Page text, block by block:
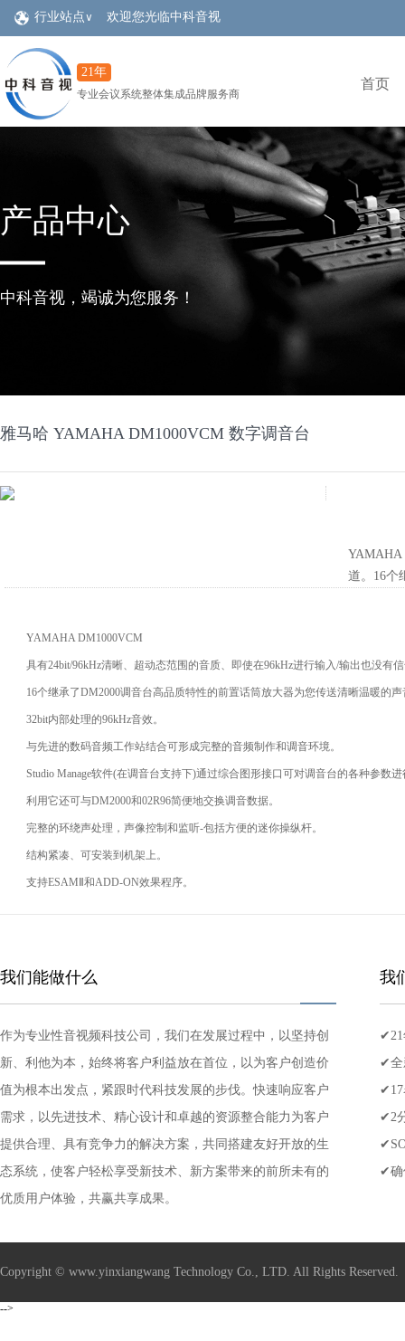
行业站点∨ 欢迎您光临中科音视
音视频集成
21年
专业会议系统整体集成品牌服务商
首页
产品中心
中科音视，竭诚为您服务！
雅马哈 YAMAHA DM1000VCM 数字调音台
YAMAHA
道。16个
YAMAHA DM1000VCM
具有24bit/96kHz清晰、超动态范围的音质、即使在96kHz进行输入/输出也没有
16个继承了DM2000调音台高品质特性的前置话筒放大器为您传送清晰温暖的声
32bit内部处理的96kHz音效。
与先进的数码音频工作站结合可形成完整的音频制作和调音环境。
Studio Manage软件(在调音台支持下)通过综合图形接口可对调音台的各种参数进
利用它还可与DM2000和02R96简便地交换调音数据。
完整的环绕声处理，声像控制和监听-包括方便的迷你操纵杆。
结构紧凑、可安装到机架上。
支持ESAMⅡ和ADD-ON效果程序。
我们能做什么
作为专业性音视频科技公司，我们在发展过程中，以坚持创
新、利他为本，始终将客户利益放在首位，以为客户创造价
值为根本出发点，紧跟时代科技发展的步伐。快速响应客户
需求，以先进技术、精心设计和卓越的资源整合能力为客户
提供合理、具有竞争力的解决方案，共同搭建友好开放的生
态系统，使客户轻松享受新技术、新方案带来的前所未有的
优质用户体验，共赢共享成果。
我
✔21
场
✔全
者,
✔17
✔2
✔确
Copyright © www.yinxiangwang Technology Co., LTD. All Rights
-->